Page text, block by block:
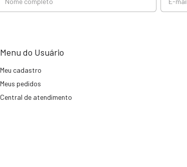
Menu do Usuário
Meu cadastro
Meus pedidos
Central de atendimento